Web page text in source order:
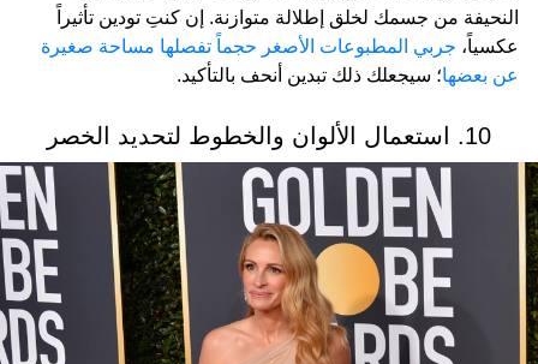
النحيفة من جسمك لخلق إطلالة متوازنة. إن كنتِ تودين تأثيراً
عكسياً، جربي المطبوعات الأصغر حجماً تفصلها مساحة صغيرة
عن بعضها؛ سيجعلك ذلك تبدين أنحف بالتأكيد.
10. استعمال الألوان والخطوط لتحديد الخصر